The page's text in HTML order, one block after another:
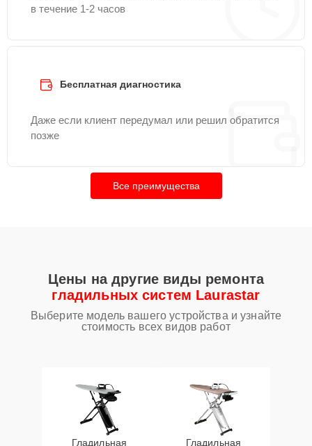
в течение 1-2 часов
Бесплатная диагностика
Даже если клиент передумал или решил обратится
позже
Все преимущества
Цены на другие виды ремонта
гладильных систем Laurastar
Выберите модель вашего устройства и узнайте
стоимость всех видов работ
Гладильная Гладильная